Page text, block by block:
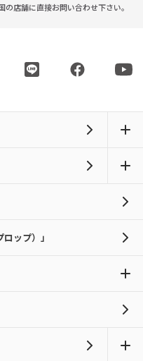
の店舗に直接お問い合わせ下さい。
ップ）」